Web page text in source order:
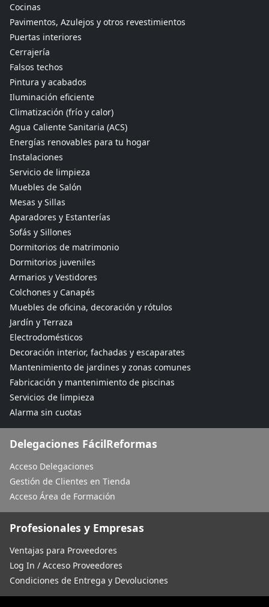
Cocinas
Pavimentos, Azulejos y otros revestimientos
Puertas interiores
Cerrajería
Falsos techos
Pintura y acabados
Iluminación eficiente
Climatización (frío y calor)
Agua Caliente Sanitaria (ACS)
Energías renovables para tu hogar
Instalaciones
Servicio de limpieza
Muebles de Salón
Mesas y Sillas
Aparadores y Estanterías
Sofás y Sillones
Dormitorios de matrimonio
Dormitorios juveniles
Armarios y Vestidores
Colchones y Canapés
Muebles de oficina, decoración y rótulos
Jardín y Terraza
Electrodomésticos
Decoración interior, fachadas y escaparates
Mantenimiento de jardines y zonas comunes
Fabricación y mantenimiento de piscinas
Servicios de limpieza
Alarma sin cuotas
Delegaciones FácilReformas
Acceso Delegaciones
Gestión de Clientes en Tienda
Acceso Área de Formación
Profesionales y Empresas
Ventajas para Proveedores
Log In / Acceso Proveedores
Condiciones de Entrega y Devoluciones